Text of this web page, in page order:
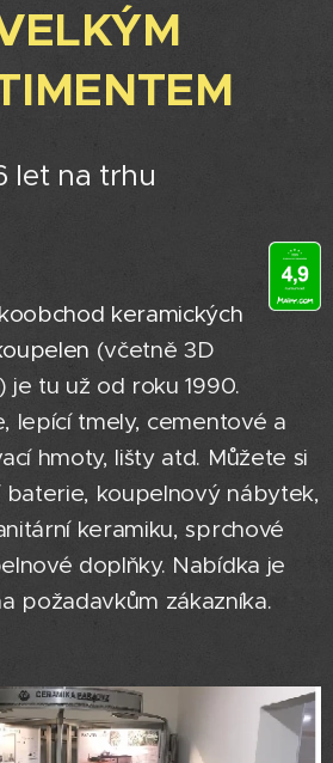
let na trhu
keramických
(včetně 3D
je tu už od roku 1990.
lepící tmely, cementové a
hmoty, lišty atd. Můžete si
koupelnový nábytek,
keramiku, sprchové
doplňky. Nabídka je
požadavkům zákazníka.